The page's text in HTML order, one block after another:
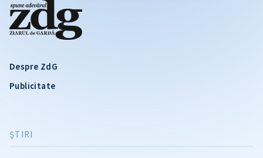
Despre ZdG
Publicitate
ŞTIRI